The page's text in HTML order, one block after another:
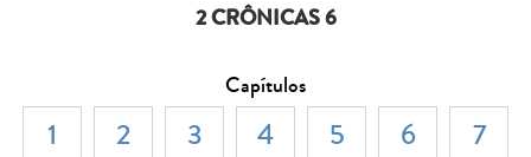
2 CRÔNICAS 6
Capítulos
1 2 3 4 5 6
7